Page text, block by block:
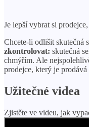
Je lepší vybrat si
Chcete-li odlišit skutečná
zkontrolovat: skutečná
chmýřím. Ale
prodejce, který je
Užitečné videa
Zjistěte ve videu, jak